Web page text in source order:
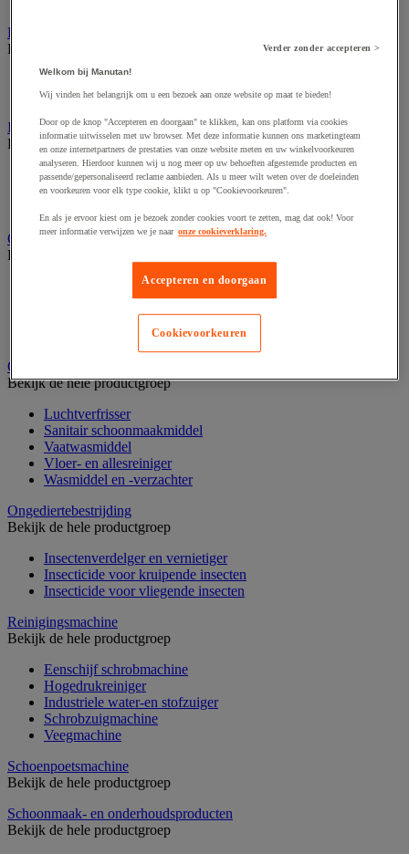
Handdoeken en handdoekdispenser
Bekijk de hele productgroep
Handdoek gevouwen en rollen
Handdoekdispenser en toebehoren
Industrieel reinigen
Bekijk de hele productgroep
Dispenser voor industrieel poetspapier
Industriële poetsrollen
Onderdelen voor sanitair, douche en badkamer
Bekijk de hele productgroep
Douche apparatuur
Onderdelen voor badkamer
Sanitaire scheidingswand en cabine
Onderhoudsproduct
Bekijk de hele productgroep
Luchtverfrisser
Sanitair schoonmaakmiddel
Vaatwasmiddel
Vloer- en allesreiniger
Wasmiddel en -verzachter
Ongediertebestrijding
Bekijk de hele productgroep
Insectenverdelger en vernietiger
Insecticide voor kruipende insecten
Insecticide voor vliegende insecten
Reinigingsmachine
Bekijk de hele productgroep
Eenschijf schrobmachine
Hogedrukreiniger
Industriele water-en stofzuiger
Schrobzuigmachine
Veegmachine
Schoenpoetsmachine
Bekijk de hele productgroep
Schoonmaak- en onderhoudsproducten
Bekijk de hele productgroep
Verder zonder accepteren >
Welkom bij Manutan!
Wij vinden het belangrijk om u een bezoek aan onze website op maat te bieden!
Door op de knop "Accepteren en doorgaan" te klikken, kan ons platform via cookies
informatie uitwisselen met uw browser. Met deze informatie kunnen ons marketingteam
en onze internetpartners de prestaties van onze website meten en uw winkelvoorkeuren
analyseren. Hierdoor kunnen wij u nog meer op uw behoeften afgestemde producten en
passende/gepersonaliseerd reclame aanbieden. Als u meer wilt weten over de doeleinden
en voorkeuren voor elk type cookie, klikt u op "Cookievoorkeuren".
En als je ervoor kiest om je bezoek zonder cookies voort te zetten, mag dat ook! Voor
meer informatie verwijzen we je naar onze cookieverklaring.
Accepteren en doorgaan
Cookievoorkeuren